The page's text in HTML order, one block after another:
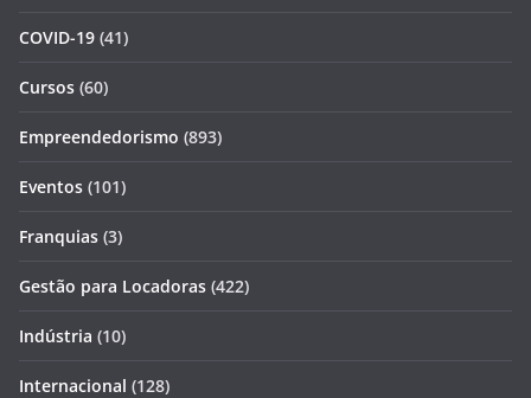
COVID-19 (41)
Cursos (60)
Empreendedorismo (893)
Eventos (101)
Franquias (3)
Gestão para Locadoras (422)
Indústria (10)
Internacional (128)